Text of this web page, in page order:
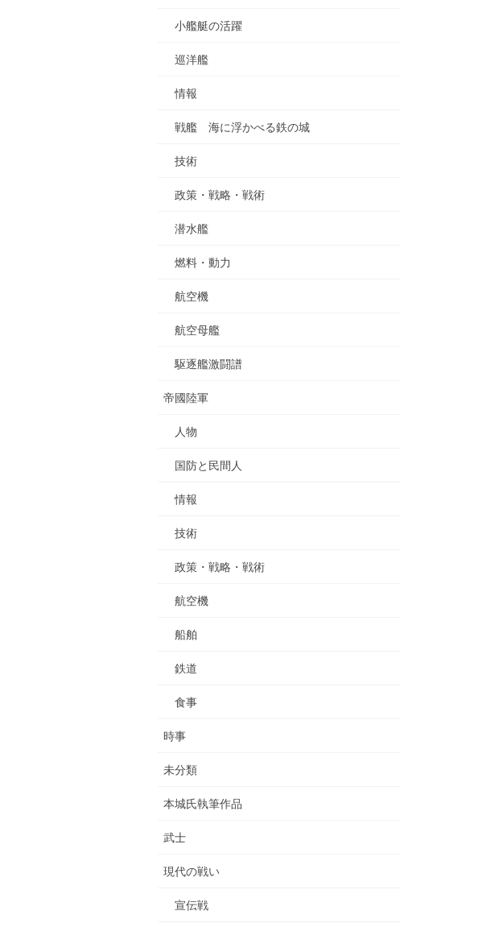
小艦艇の活躍
巡洋艦
情報
戦艦 海に浮かべる鉄の城
技術
政策・戦略・戦術
潜水艦
燃料・動力
航空機
航空母艦
駆逐艦激闘譜
帝國陸軍
人物
国防と民間人
情報
技術
政策・戦略・戦術
航空機
船舶
鉄道
食事
時事
未分類
本城氏執筆作品
武士
現代の戦い
宣伝戦